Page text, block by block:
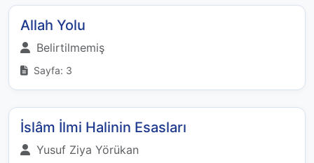
Allah Yolu
Belirtilmemiş
Sayfa: 3
İslâm İlmi Halinin Esasları
Yusuf Ziya Yörükan